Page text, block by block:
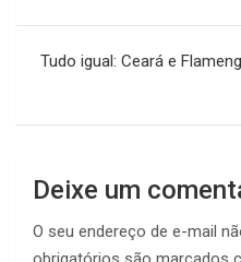
Tudo igual: Ceará e
Deixe um
O seu endereço de e-mail